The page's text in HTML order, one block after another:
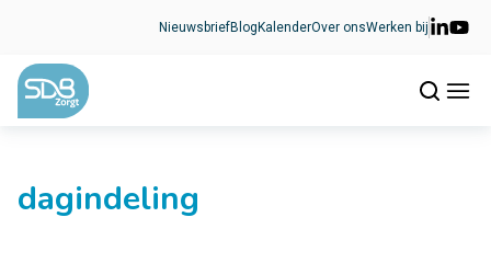
NieuwsbriefBlog KalenderOver onsWerken bij
dagindeling